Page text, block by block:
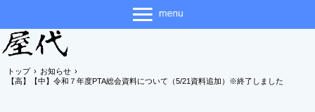
トップ › お知らせ ›
【高】【中】令和７年度PTA総会資料について（5/21資料追加）※終了しました